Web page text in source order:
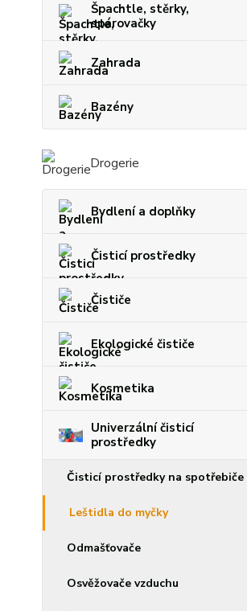
Špachtle, stěrky,
spárovačky
Zahrada
Bazény
Drogerie
Bydlení a doplňky
Čisticí prostředky
Čističe
Ekologické čističe
Kosmetika
Univerzální čisticí
prostředky
Čisticí prostředky na spotřebiče
Leštidla do myčky
Odmašťovače
Osvěžovače vzduchu